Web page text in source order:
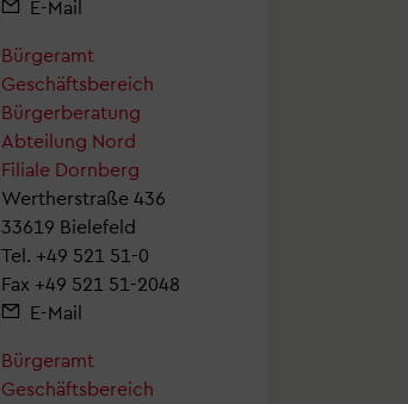
E-Mail
Bürgeramt
Geschäftsbereich
Bürgerberatung
Abteilung Nord
Filiale Dornberg
Wertherstraße 436
33619 Bielefeld
Tel. +49 521 51-0
Fax +49 521 51-2048
E-Mail
Bürgeramt
Geschäftsbereich